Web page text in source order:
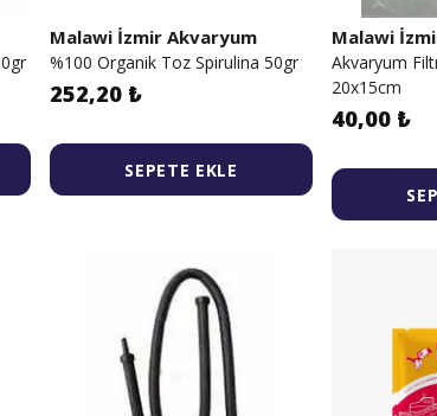
Malawi İzmir Akvaryum
%100 Organik Toz Spirulina 50gr
252,20 ₺
SEPETE EKLE
Malawi
Akvaryum
20x15cm
40,00 ₺